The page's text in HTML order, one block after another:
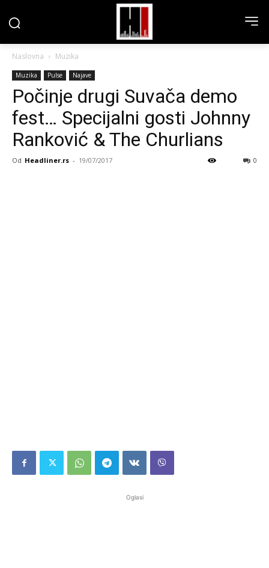
Naslovna Muzika
Muzika Pulse Najave
Počinje drugi Suvača demo
fest… Specijalni gosti Johnny
Ranković & The Churlians
Od Headliner.rs - 19/07/2017 0
Oglasi